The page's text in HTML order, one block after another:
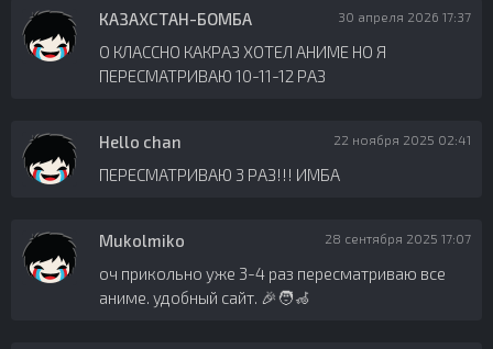
КАЗАХСТАН-БОМБА 30 апреля 2026 17:37
О КЛАССНО КАКРАЗ ХОТЕЛ АНИМЕ НО Я
ПЕРЕСМАТРИВАЮ 10-11-12 РАЗ
Hello chan 22 ноября 2025 02:41
ПЕРЕСМАТРИВАЮ 3 РАЗ!!! ИМБА
Mukolmiko 28 сентября 2025 17:07
оч прикольно уже 3-4 раз пересматриваю все
аниме. удобный сайт. 🎉🧑‍🦽